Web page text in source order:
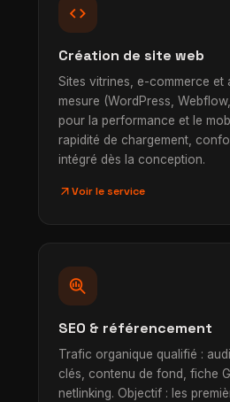
code
Création de site web
Sites vitrines, e-commerce et
mesure (WordPress,
pour la performance et le
rapidité de chargement,
intégré dès la conception.
arrow_outwardVoir le service
search_insights
SEO & référencement
Trafic organique qualifié :
clés, contenu de fond, fiche
netlinking. Objectif : les